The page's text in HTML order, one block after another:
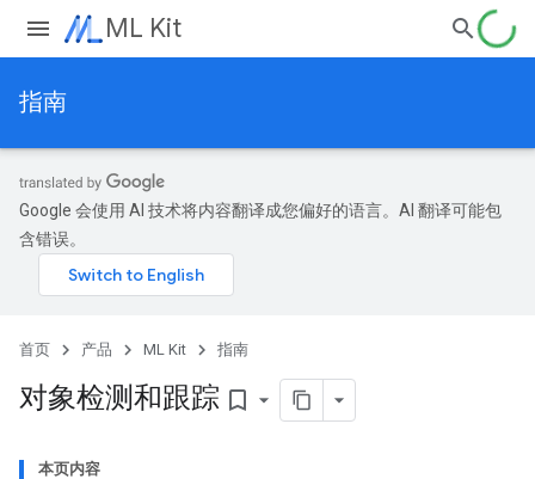
ML Kit
指南
Google 会使用 AI 技术将内容翻译成您偏好的语言。AI 翻译可能包
含错误。
首页 产品 ML Kit 指南
对象检测和跟踪 bookmark_border
本页内容